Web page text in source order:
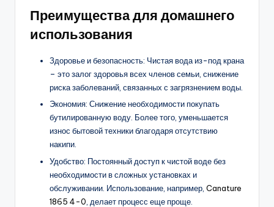
Преимущества для домашнего
использования
Здоровье и безопасность: Чистая вода из-под крана
– это залог здоровья всех членов семьи, снижение
риска заболеваний, связанных с загрязнением воды.
Экономия: Снижение необходимости покупать
бутилированную воду. Более того, уменьшается
износ бытовой техники благодаря отсутствию
накипи.
Удобство: Постоянный доступ к чистой воде без
необходимости в сложных установках и
обслуживании. Использование, например, Canature
1865 4-0 , делает процесс еще проще.